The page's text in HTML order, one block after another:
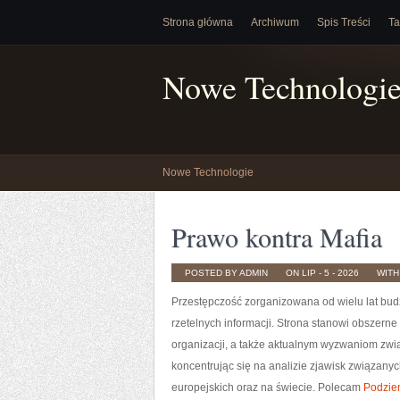
Strona główna Archiwum Spis Treści
Nowe
Nowe Technologie
Prawo kontra Mafia
POSTED BY ADMIN ON LIP - 5 - 2026 WITH
Przestępczość zorganizowana od wielu lat
rzetelnych informacji. Strona stanowi
organizacji, a także aktualnym wyzwaniom
koncentrując się na analizie zjawisk
europejskich oraz na świecie. Polecam